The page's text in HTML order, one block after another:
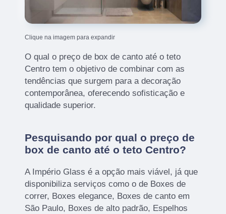
Clique na imagem para expandir
O qual o preço de box de canto até o teto
Centro tem o objetivo de combinar com as
tendências que surgem para a decoração
contemporânea, oferecendo sofisticação e
qualidade superior.
Pesquisando por qual o preço de
box de canto até o teto Centro?
A Império Glass é a opção mais viável, já que
disponibiliza serviços como o de Boxes de
correr, Boxes elegance, Boxes de canto em
São Paulo, Boxes de alto padrão, Espelhos